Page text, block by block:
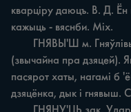
кварціру даюцъ. В. Д. Ён
кажыць - вяснби. Міх.
(звычайна пра дзяцей).
пасярот хаты, нагамі б
дзяцёнка, дык i гнявыш.